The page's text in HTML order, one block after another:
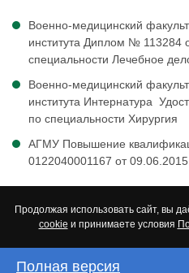
Военно-медицинский
института Диплом № 113284
специальности Лечебное
Военно-медицинский
института Интернатура
по специальности
АГМУ Повышение
0122040001167 от
Продолжая использовать сайт, вы
cookie и принимаете условия
Полная версия